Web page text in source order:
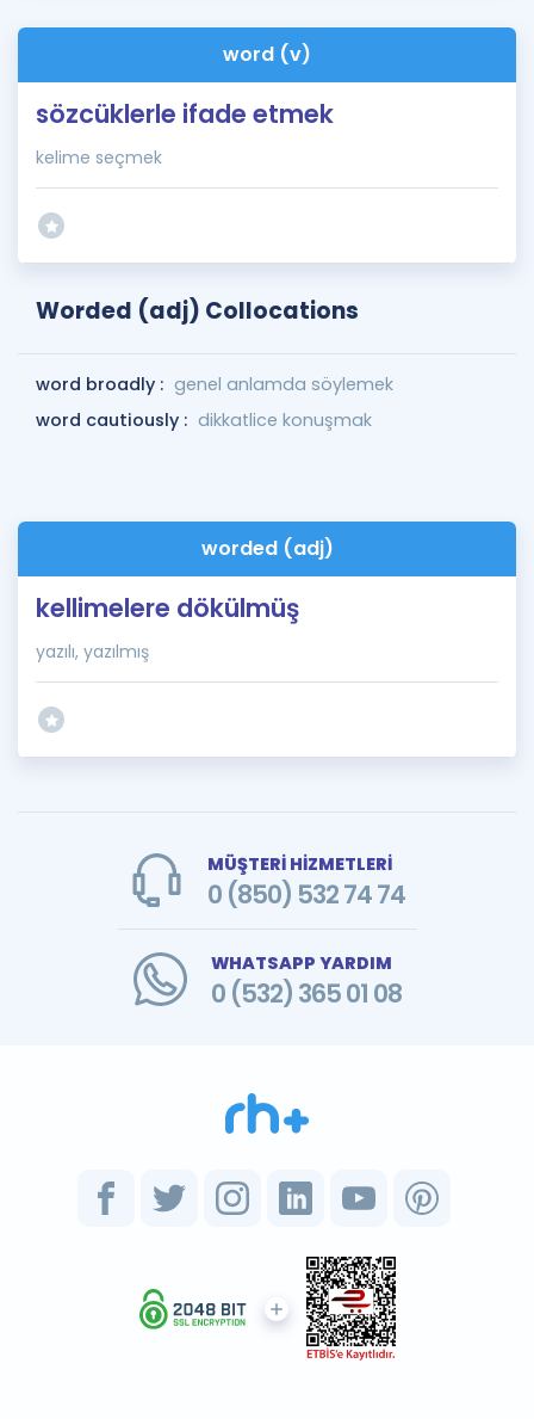
İngilizce Gramer
word (v)
sözcüklerle ifade etmek
kelime seçmek
Worded (adj) Collocations
word broadly : genel anlamda söylemek
word cautiously : dikkatlice konuşmak
worded (adj)
kellimelere dökülmüş
yazılı, yazılmış
MÜŞTERİ HİZMETLERİ
0 (850) 532 74 74
WHATSAPP YARDIM
0 (532) 365 01 08